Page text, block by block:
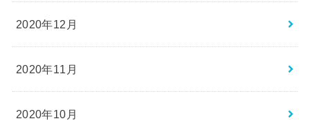
2020年12月
2020年11月
2020年10月